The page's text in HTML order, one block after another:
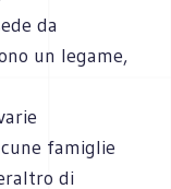
da
un legame,
famiglie
di